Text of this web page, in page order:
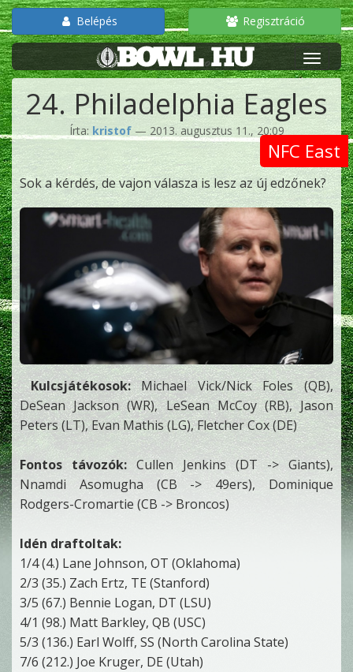
Belépés Regisztráció
24. Philadelphia Eagles
Írta: kristof— 2013. augusztus 11., 20:09
NFC East
Sok a kérdés, de vajon válasza is lesz az új edzőnek?
Kulcsjátékosok:Michael Vick/Nick Foles (QB),
DeSean Jackson (WR), LeSean McCoy (RB), Jason
Peters (LT), Evan Mathis (LG), Fletcher Cox (DE)
Fontos távozók: Cullen Jenkins (DT -> Giants),
Nnamdi Asomugha (CB -> 49ers), Dominique
Rodgers-Cromartie (CB -> Broncos)
Idén draftoltak:
1/4 (4.) Lane Johnson, OT (Oklahoma)
2/3 (35.) Zach Ertz, TE (Stanford)
3/5 (67.) Bennie Logan, DT (LSU)
4/1 (98.) Matt Barkley, QB (USC)
5/3 (136.) Earl Wolff, SS (North Carolina State)
7/6 (212.) Joe Kruger, DE (Utah)